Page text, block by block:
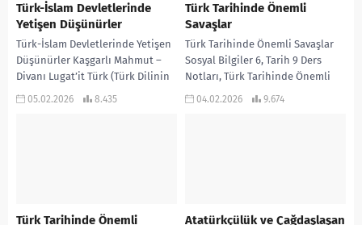
Türk-İslam Devletlerinde
Yetişen Düşünürler
Türk-İslam Devletlerinde Yetişen
Düşünürler Kaşgarlı Mahmut –
Divanı Lugat’it Türk (Türk Dilinin
Sözlüğü) Yusuf Has Hacip –
05.02.2026 8.435
Türk Tarihinde Önemli
Savaşlar
Türk Tarihinde Önemli Savaşlar
Sosyal Bilgiler 6, Tarih 9 Ders
Notları, Türk Tarihinde Önemli
Savaşlar
04.02.2026 9.674
Türk Tarihinde Önemli
Atatürkçülük ve Çağdaşlaşan